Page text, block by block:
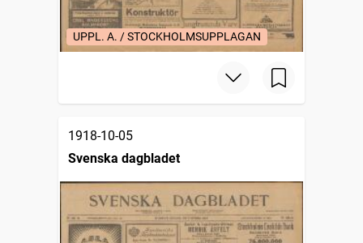
UPPL. A. / STOCKHOLMSUPPLAGAN
1918-10-05
Svenska dagbladet